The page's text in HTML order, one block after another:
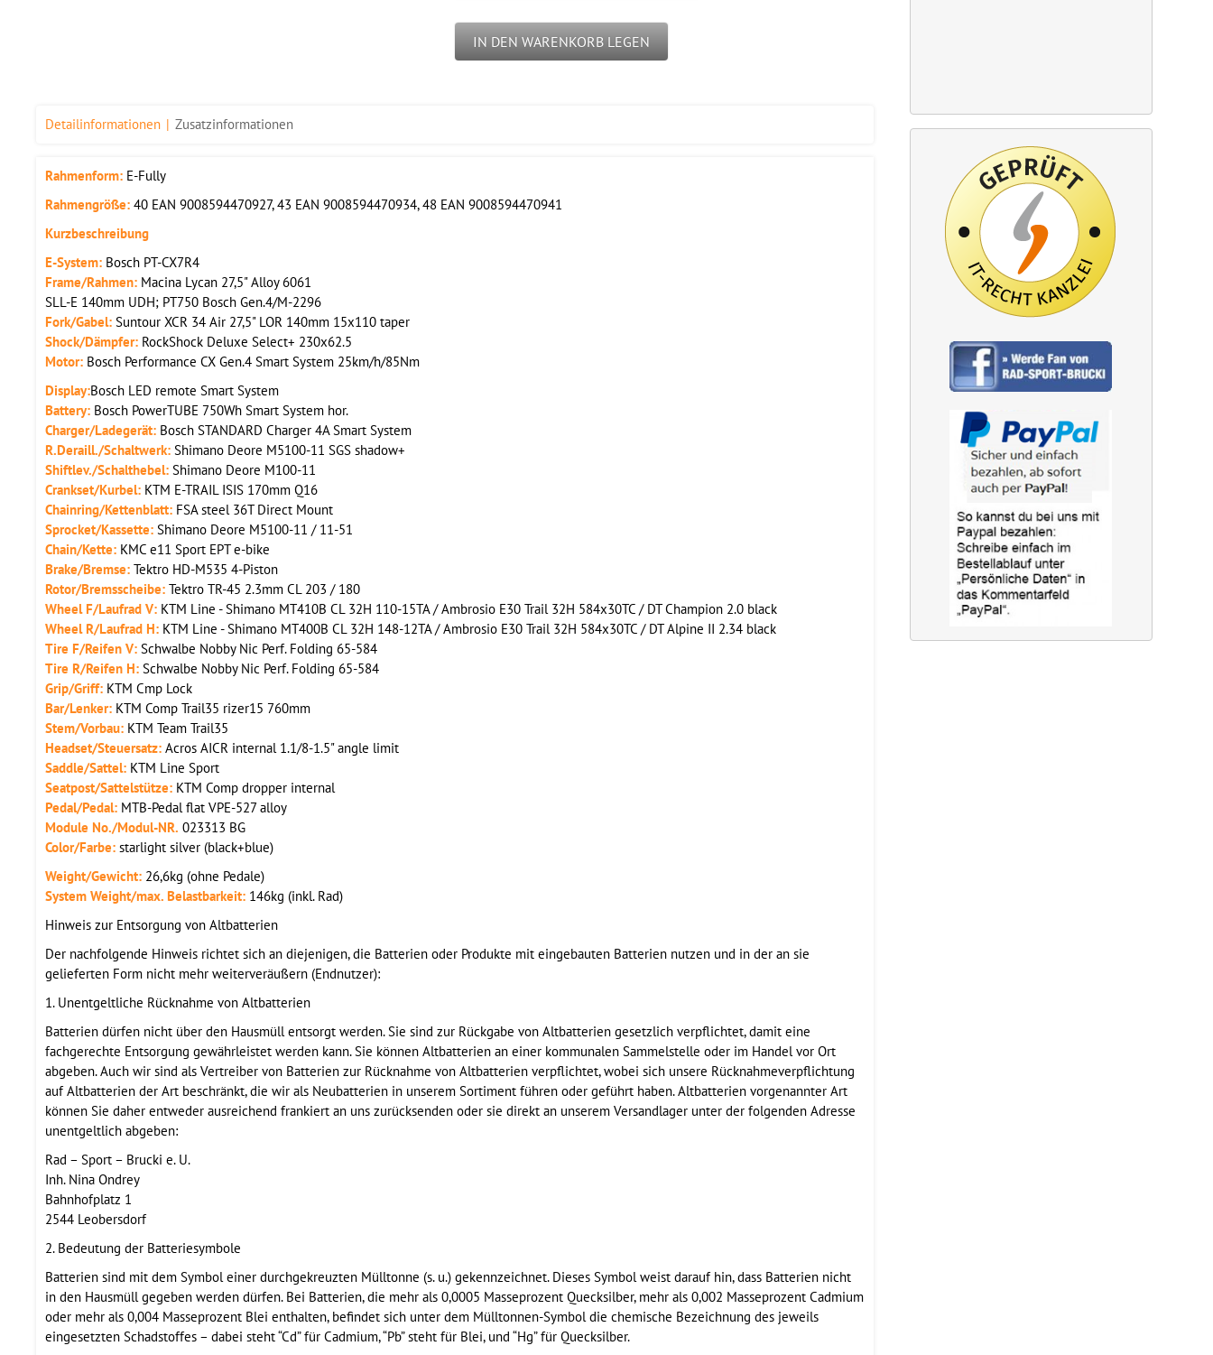
IN DEN WARENKORB LEGEN
Detailinformationen Zusatzinformationen
Rahmenform: E-Fully
Rahmengröße: 40 EAN 9008594470927, 43 EAN 9008594470934, 48 EAN 9008594470941
Kurzbeschreibung
E-System: Bosch PT-CX7R4
Frame/Rahmen: Macina Lycan 27,5" Alloy 6061
SLL-E 140mm UDH; PT750 Bosch Gen.4/M-2296
Fork/Gabel: Suntour XCR 34 Air 27,5" LOR 140mm 15x110 taper
Shock/Dämpfer: RockShock Deluxe Select+ 230x62.5
Motor: Bosch Performance CX Gen.4 Smart System 25km/h/85Nm
Display:Bosch LED remote Smart System
Battery: Bosch PowerTUBE 750Wh Smart System hor.
Charger/Ladegerät: Bosch STANDARD Charger 4A Smart System
R.Deraill./Schaltwerk: Shimano Deore M5100-11 SGS shadow+
Shiftlev./Schalthebel: Shimano Deore M100-11
Crankset/Kurbel: KTM E-TRAIL ISIS 170mm Q16
Chainring/Kettenblatt: FSA steel 36T Direct Mount
Sprocket/Kassette: Shimano Deore M5100-11 / 11-51
Chain/Kette: KMC e11 Sport EPT e-bike
Brake/Bremse: Tektro HD-M535 4-Piston
Rotor/Bremsscheibe:Tektro TR-45 2.3mm CL 203 / 180
Wheel F/Laufrad V: KTM Line - Shimano MT410B CL 32H 110-15TA / Ambrosio E30 Trail 32H 584x30TC / DT Champion 2.0 black
Wheel R/Laufrad H: KTM Line - Shimano MT400B CL 32H 148-12TA / Ambrosio E30 Trail 32H 584x30TC / DT Alpine II 2.34 black
Tire F/Reifen V: Schwalbe Nobby Nic Perf. Folding 65-584
Tire R/Reifen H: Schwalbe Nobby Nic Perf. Folding 65-584
Grip/Griff: KTM Cmp Lock
Bar/Lenker: KTM Comp Trail35 rizer15 760mm
Stem/Vorbau: KTM Team Trail35
Headset/Steuersatz: Acros AICR internal 1.1/8-1.5" angle limit
Saddle/Sattel: KTM Line Sport
Seatpost/Sattelstütze: KTM Comp dropper internal
Pedal/Pedal: MTB-Pedal flat VPE-527 alloy
Module No./Modul-NR. 023313 BG
Color/Farbe: starlight silver (black+blue)
Weight/Gewicht: 26,6kg (ohne Pedale)
System Weight/max. Belastbarkeit: 146kg (inkl. Rad)
Hinweis zur Entsorgung von Altbatterien
Der nachfolgende Hinweis richtet sich an diejenigen, die Batterien oder Produkte mit eingebauten Batterien nutzen und in der an sie
gelieferten Form nicht mehr weiterveräußern (Endnutzer):
1. Unentgeltliche Rücknahme von Altbatterien
Batterien dürfen nicht über den Hausmüll entsorgt werden. Sie sind zur Rückgabe von Altbatterien gesetzlich verpflichtet, damit eine
fachgerechte Entsorgung gewährleistet werden kann. Sie können Altbatterien an einer kommunalen Sammelstelle oder im Handel vor Ort
abgeben. Auch wir sind als Vertreiber von Batterien zur Rücknahme von Altbatterien verpflichtet, wobei sich unsere Rücknahmeverpflichtung
auf Altbatterien der Art beschränkt, die wir als Neubatterien in unserem Sortiment führen oder geführt haben. Altbatterien vorgenannter Art
können Sie daher entweder ausreichend frankiert an uns zurücksenden oder sie direkt an unserem Versandlager unter der folgenden Adresse
unentgeltlich abgeben:
Rad – Sport – Brucki e. U.
Inh. Nina Ondrey
Bahnhofplatz 1
2544 Leobersdorf
2. Bedeutung der Batteriesymbole
Batterien sind mit dem Symbol einer durchgekreuzten Mülltonne (s. u.) gekennzeichnet. Dieses Symbol weist darauf hin, dass Batterien nicht
in den Hausmüll gegeben werden dürfen. Bei Batterien, die mehr als 0,0005 Masseprozent Quecksilber, mehr als 0,002 Masseprozent Cadmium
oder mehr als 0,004 Masseprozent Blei enthalten, befindet sich unter dem Mülltonnen-Symbol die chemische Bezeichnung des jeweils
eingesetzten Schadstoffes – dabei steht “Cd” für Cadmium, “Pb” steht für Blei, und “Hg” für Quecksilber.